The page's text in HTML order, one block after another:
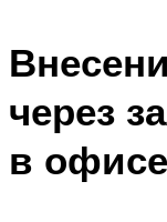
через
в офисе